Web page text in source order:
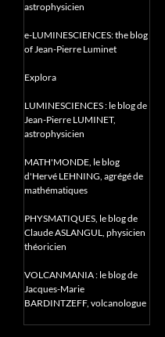
astrophysicien
e-LUMINESCIENCES: the blog
of Jean-Pierre Luminet
Explora
LUMINESCIENCES : le blog de
Jean-Pierre LUMINET,
astrophysicien
MATH'MONDE, le blog
d'Hervé LEHNING, agrégé de
mathématiques
PHYSMATIQUES, le blog de
Claude ASLANGUL, physicien
théoricien
VOLCANMANIA : le blog de
Jacques-Marie
BARDINTZEFF, volcanologue